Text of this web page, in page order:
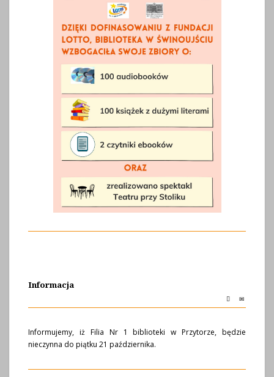
Informacja
Informujemy, iż Filia Nr 1 biblioteki w Przytorze, będzie
nieczynna do piątku 21 października.